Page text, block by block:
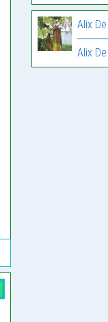
Alix
Alix